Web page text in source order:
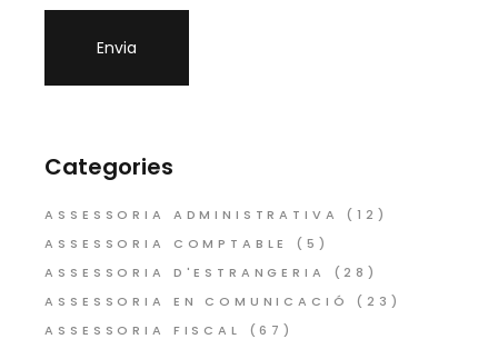
Categories
ASSESSORIA ADMINISTRATIVA
(12)
ASSESSORIA COMPTABLE
(5)
ASSESSORIA D'ESTRANGERIA
(28)
ASSESSORIA EN COMUNICACIÓ
(23)
ASSESSORIA FISCAL
(67)